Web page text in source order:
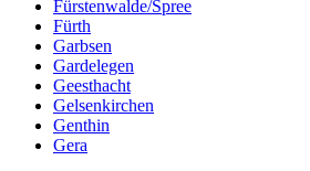
Fürstenwalde/Spree
Fürth
Garbsen
Gardelegen
Geesthacht
Gelsenkirchen
Genthin
Gera